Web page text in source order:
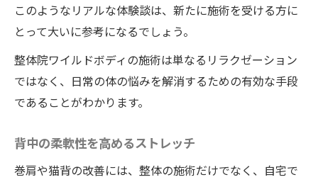
このようなリアルな体験談は、新たに施術を受ける方に
とって大いに参考になるでしょう。
整体院ワイルドボディの施術は単なるリラクゼーション
ではなく、日常の体の悩みを解消するための有効な手段
であることがわかります。
背中の柔軟性を高めるストレッチ
巻肩や猫背の改善には、整体の施術だけでなく、自宅で